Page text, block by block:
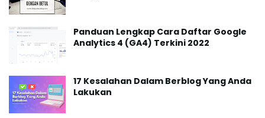
Panduan Lengkap Cara Daftar Google
Analytics 4 (GA4) Terkini 2022
17 Kesalahan Dalam Berblog Yang Anda
Lakukan